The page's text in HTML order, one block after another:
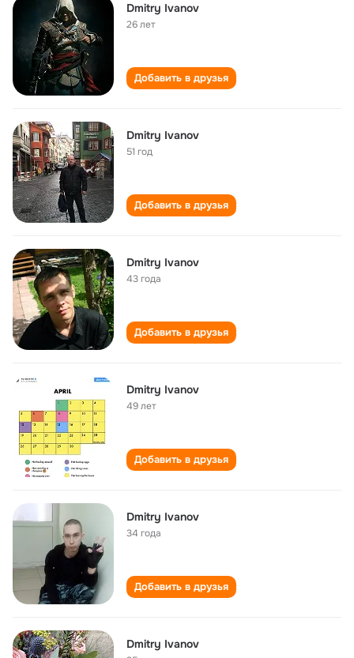
Dmitry Ivanov
26 лет
Добавить в друзья
Dmitry Ivanov
51 год
Добавить в друзья
Dmitry Ivanov
43 года
Добавить в друзья
Dmitry Ivanov
49 лет
Добавить в друзья
Dmitry Ivanov
34 года
Добавить в друзья
Dmitry Ivanov